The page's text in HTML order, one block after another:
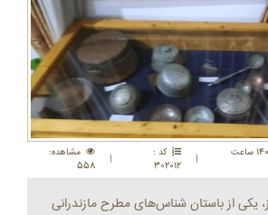
تاريخ:دوازدهم فروردين 1404 ساعت
|
کد :
302012
|
مشاهده:
558
یکی از باستان شناس‌های مطرح مازندرانی